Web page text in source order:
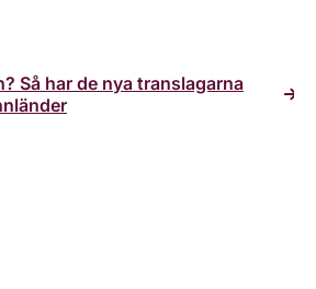
Så har de nya translagarna